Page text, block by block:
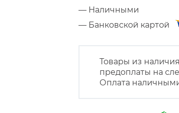
— Наличными
— Банковской картой
Товары из
предоплаты на
Оплата